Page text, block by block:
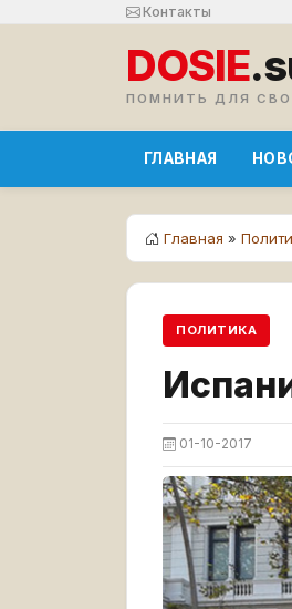
Контакты
DOSIE
ПОМНИТЬ ДЛЯ
ГЛАВНАЯ
Главная »
ПОЛИТИКА
01-10-2017